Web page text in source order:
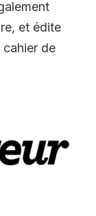
et édite
cahier de